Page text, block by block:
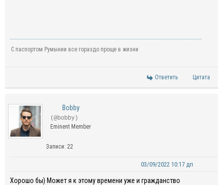
С паспортом Румынии все гораздо проще в жизни
Ответить Цитата
Bobby
(@bobby)
Eminent Member
Записи: 22
03/09/2022 10:17 дп
Хорошо бы) Может я к этому времени уже и гражданство